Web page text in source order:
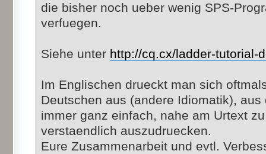
die bisher noch ueber wenig SPS-
verfuegen.
Siehe unter http://cq.cx/ladder-tutorial-
Im Englischen drueckt man sich
Deutschen aus (andere Idiomatik),
immer ganz einfach, nahe am Urtext
verstaendlich auszudruecken.
Eure Zusammenarbeit und evtl.